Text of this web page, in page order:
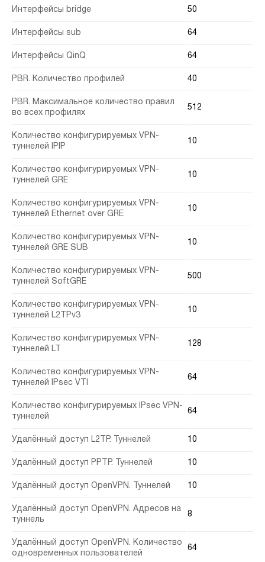
Интерфейсы bridge 50
Интерфейсы sub 64
Интерфейсы QinQ 64
PBR. Количество профилей 40
PBR. Максимальное количество правил
во всех профилях
512
Количество конфигурируемых VPN-
туннелей IPIP
10
Количество конфигурируемых VPN-
туннелей GRE
10
Количество конфигурируемых VPN-
туннелей Ethernet over GRE
10
Количество конфигурируемых VPN-
туннелей GRE SUB
10
Количество конфигурируемых VPN-
туннелей SoftGRE
500
Количество конфигурируемых VPN-
туннелей L2TPv3
10
Количество конфигурируемых VPN-
туннелей LT
128
Количество конфигурируемых VPN-
туннелей IPsec VTI
64
Количество конфигурируемых IPsec VPN-
туннелей
64
Удалённый доступ L2TP. Туннелей 10
Удалённый доступ PPTP. Туннелей 10
Удалённый доступ OpenVPN. Туннелей 10
Удалённый доступ OpenVPN. Адресов на
туннель
8
Удалённый доступ OpenVPN. Количество
одновременных пользователей
64